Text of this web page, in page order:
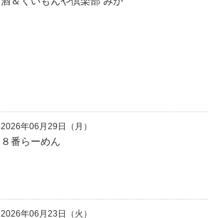
2026年06月29日（月）
８番らーめん
2026年06月23日（火）